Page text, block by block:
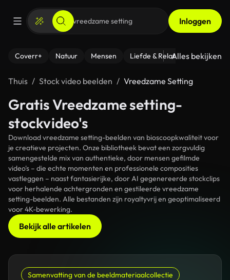
Inloggen
Coverr+ Natuur Mensen Liefde & Relaties - Fitness
Alles bekijken
Thuis Stock video beelden Vreedzame Setting
Gratis Vreedzame setting-
stockvideo's
Download vreedzame setting-beelden van bioscoopkwaliteit voor
je creatieve projecten. Onze bibliotheek bevat een zorgvuldig
samengestelde mix van authentieke, door mensen gefilmde
video's – die echte momenten en professionele composities
vastleggen – naast fantasierijke, door AI gegenereerde stockclips
voor herhalende achtergronden en gestileerde vreedzame
setting-beelden. Alle bestanden zijn royaltyvrij en geoptimaliseerd
voor 4K-bewerking.
Bekijk alle artikelen
Samenvatting van de beeldmateriaalcollectie